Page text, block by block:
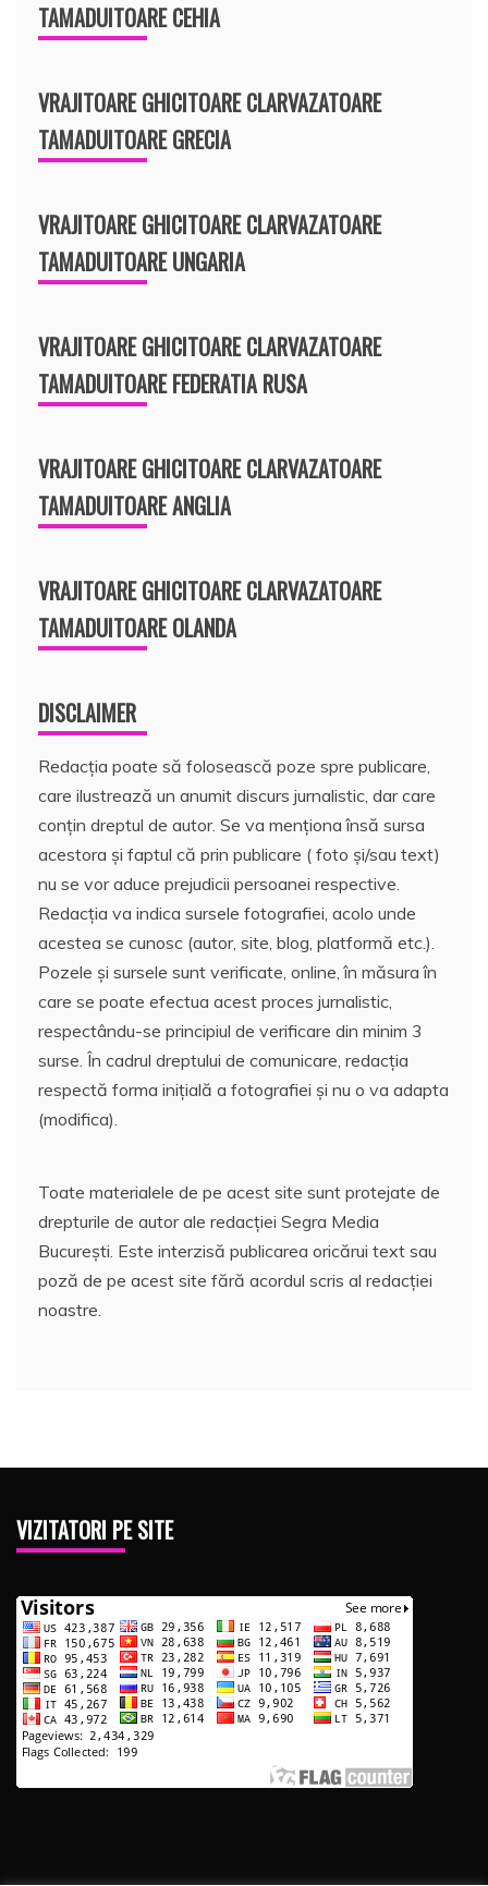
TAMADUITOARE CEHIA
VRAJITOARE GHICITOARE CLARVAZATOARE
TAMADUITOARE GRECIA
VRAJITOARE GHICITOARE CLARVAZATOARE
TAMADUITOARE UNGARIA
VRAJITOARE GHICITOARE CLARVAZATOARE
TAMADUITOARE FEDERATIA RUSA
VRAJITOARE GHICITOARE CLARVAZATOARE
TAMADUITOARE ANGLIA
VRAJITOARE GHICITOARE CLARVAZATOARE
TAMADUITOARE OLANDA
DISCLAIMER
Redacția poate să folosească poze spre publicare,
care ilustrează un anumit discurs jurnalistic, dar care
conțin dreptul de autor. Se va menționa însă sursa
acestora și faptul că prin publicare ( foto și/sau text)
nu se vor aduce prejudicii persoanei respective.
Redacția va indica sursele fotografiei, acolo unde
acestea se cunosc (autor, site, blog, platformă etc.).
Pozele și sursele sunt verificate, online, în măsura în
care se poate efectua acest proces jurnalistic,
respectându-se principiul de verificare din minim 3
surse. În cadrul dreptului de comunicare, redacția
respectă forma inițială a fotografiei și nu o va adapta
(modifica).
Toate materialele de pe acest site sunt protejate de
drepturile de autor ale redacției Segra Media
București. Este interzisă publicarea oricărui text sau
poză de pe acest site fără acordul scris al redacției
noastre.
VIZITATORI PE SITE